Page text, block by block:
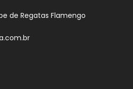
de Regatas Flamengo